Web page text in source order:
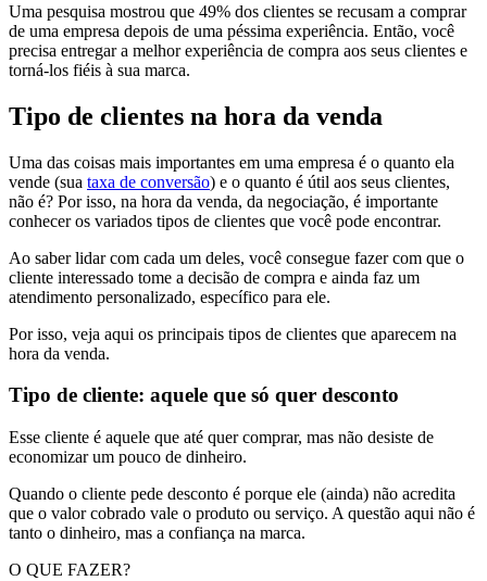
Uma pesquisa mostrou que 49% dos clientes se recusam a comprar
de uma empresa depois de uma péssima experiência. Então, você
precisa entregar a melhor experiência de compra aos seus clientes e
torná-los fiéis à sua marca.
Tipo de clientes na hora da venda
Uma das coisas mais importantes em uma empresa é o quanto ela
vende (sua taxa de conversão) e o quanto é útil aos seus clientes,
não é? Por isso, na hora da venda, da negociação, é importante
conhecer os variados tipos de clientes que você pode encontrar.
Ao saber lidar com cada um deles, você consegue fazer com que o
cliente interessado tome a decisão de compra e ainda faz um
atendimento personalizado, específico para ele.
Por isso, veja aqui os principais tipos de clientes que aparecem na
hora da venda.
Tipo de cliente: aquele que só quer desconto
Esse cliente é aquele que até quer comprar, mas não desiste de
economizar um pouco de dinheiro.
Quando o cliente pede desconto é porque ele (ainda) não acredita
que o valor cobrado vale o produto ou serviço. A questão aqui não é
tanto o dinheiro, mas a confiança na marca.
O QUE FAZER?